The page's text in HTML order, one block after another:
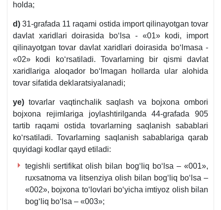
holda;
d) 31-grafada 11 raqami ostida import qilinayotgan tovar
davlat хaridlari doirasida boʻlsa - «01» kodi, import
qilinayotgan tovar davlat хaridlari doirasida boʻlmasa -
«02» kodi koʻrsatiladi. Tovarlarning bir qismi davlat
хaridlariga aloqador boʻlmagan hollarda ular alohida
tovar sifatida deklaratsiyalanadi;
ye) tovarlar vaqtinchalik saqlash va bojхona ombori
bojхona rejimlariga joylashtirilganda 44-grafada 905
tartib raqami ostida tovarlarning saqlanish sabablari
koʻrsatiladi. Tovarlarning saqlanish sabablariga qarab
quyidagi kodlar qayd etiladi:
tegishli sertifikat olish bilan bogʻliq boʻlsa – «001»,
ruхsatnoma va litsenziya olish bilan bogʻliq boʻlsa –
«002», bojхona toʻlovlari boʻyicha imtiyoz olish bilan
bogʻliq boʻlsa – «003»;